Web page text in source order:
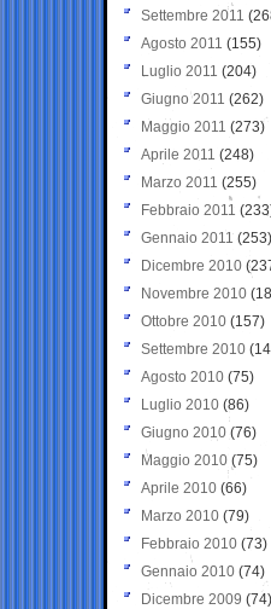
Settembre 2011
Agosto 2011 (155)
Luglio 2011 (204)
Giugno 2011 (262)
Maggio 2011 (273)
Aprile 2011 (248)
Marzo 2011 (255)
Febbraio 2011
Gennaio 2011 (253)
Dicembre 2010
Novembre 2010
Ottobre 2010 (157)
Settembre 2010
Agosto 2010 (75)
Luglio 2010 (86)
Giugno 2010 (76)
Maggio 2010 (75)
Aprile 2010 (66)
Marzo 2010 (79)
Febbraio 2010 (73)
Gennaio 2010 (74)
Dicembre 2009 (74)